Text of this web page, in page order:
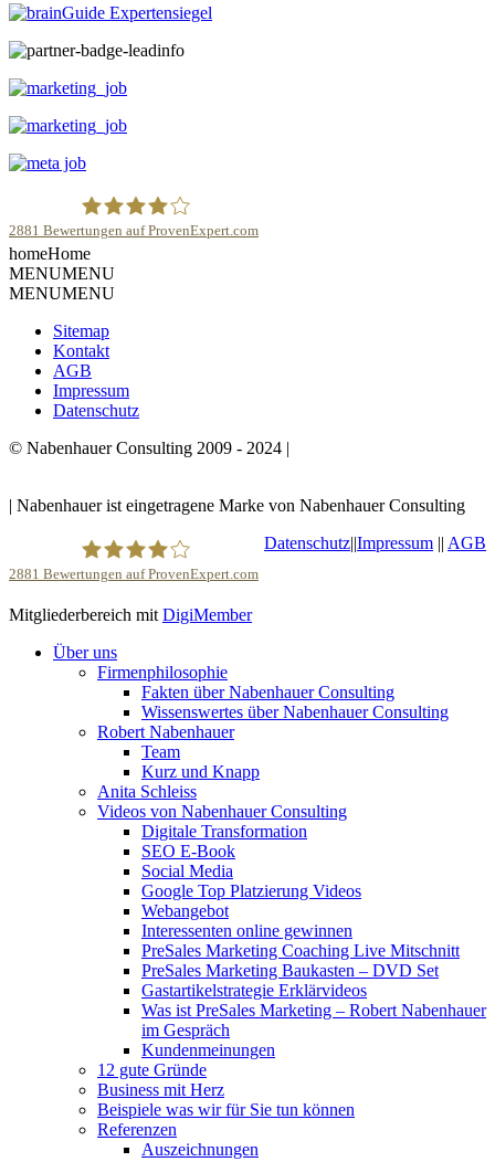
Robert Nabenhauer
2881 Bewertungen auf ProvenExpert.com
homeHome
MENUMENU
MENUMENU
Sitemap
Kontakt
AGB
Impressum
Datenschutz
© Nabenhauer Consulting 2009 - 2024 |
| Nabenhauer ist eingetragene Marke von Nabenhauer Consulting
Datenschutz||Impressum || AGB
Robert Nabenhauer
2881 Bewertungen auf ProvenExpert.com
Mitgliederbereich mit DigiMember
Über uns
Firmenphilosophie
Fakten über Nabenhauer Consulting
Wissenswertes über Nabenhauer Consulting
Robert Nabenhauer
Team
Kurz und Knapp
Anita Schleiss
Videos von Nabenhauer Consulting
Digitale Transformation
SEO E-Book
Social Media
Google Top Platzierung Videos
Webangebot
Interessenten online gewinnen
PreSales Marketing Coaching Live Mitschnitt
PreSales Marketing Baukasten – DVD Set
Gastartikelstrategie Erklärvideos
Was ist PreSales Marketing – Robert Nabenhauer
im Gespräch
Kundenmeinungen
12 gute Gründe
Business mit Herz
Beispiele was wir für Sie tun können
Referenzen
Auszeichnungen